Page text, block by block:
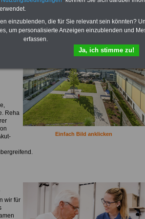
Einfach Bild anklicken
Einfach Bild anklicken
Reha
wir für
einzublenden, die für Sie relevant sein könnten?
um personalisierte Anzeigen einzublenden und
erfassen.
Ja, ich stimme zu!